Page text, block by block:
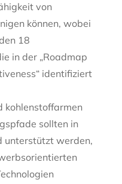
von
können, wobei
18
in der „Roadmap
identifiziert
kohlenstoffarmen
sollten in
unterstützt werden,